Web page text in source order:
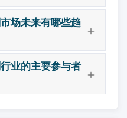
场未来有哪些趋
业的主要参与者